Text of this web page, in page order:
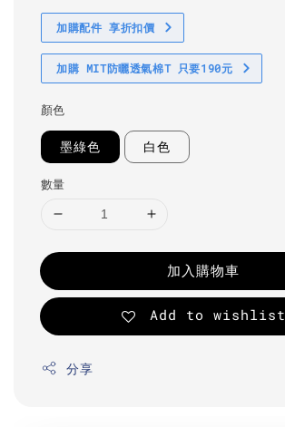
加購配件 享折扣價
加購 MIT防曬透氣棉T 只要190元
顏色
墨綠色 白色
數量
加入購物車
Add to wishlist
分享